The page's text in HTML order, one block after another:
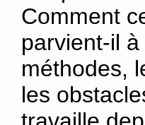
Comment
parvient-il
méthodes,
les